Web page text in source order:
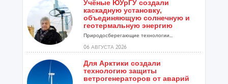
Учёные ЮУрГУ создали
каскадную установку,
объединяющую солнечную и
геотермальную энергию
Природосберегающие технологии...
06 АВГУСТА 2026
Для Арктики создали
технологию защиты
ветрогенераторов от аварий